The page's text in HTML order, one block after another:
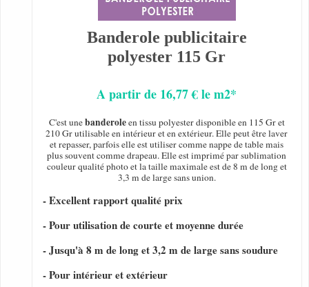
Banderole publicitaire
polyester 115 Gr
A partir de 16,77 € le m2*
C'est unebanderoleen tissu polyester disponible en 115 Gr et
210 Gr utilisable en intérieur et en extérieur. Elle peut être laver
et repasser, parfois elle est utiliser comme nappe de table mais
plus souvent comme drapeau. Elle est imprimé par sublimation
couleur qualité photo et la taille maximale est de 8 m de long et
3,3 m de large sans union.
- Excellent rapport qualité prix
- Pour utilisation de courte et moyenne durée
- Jusqu'à 8 m de long et 3,2 m de large sans soudure
- Pour intérieur et extérieur